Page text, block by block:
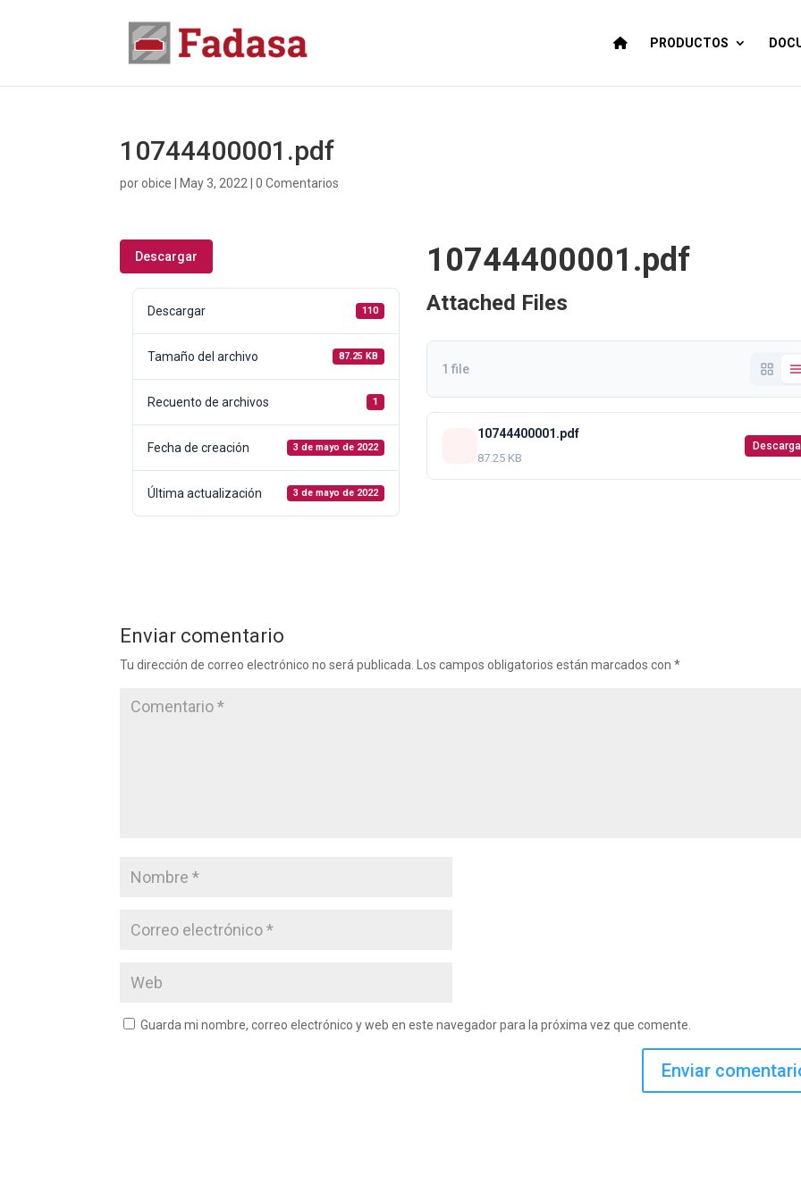
PRODUCTOS
10744400001.pdf
porobice May 3, 2022 |0 Comentarios
Descargar
Descargar 110
Tamaño del archivo 87.25 KB
Recuento de archivos 1
Fecha de creación 3 de mayo de 2022
Última actualización 3 de mayo de 2022
10744400001.pdf
Attached Files
1 file
10744400001.pdf
87.25 KB
Enviar comentario
Tu dirección de correo electrónico no será publicada. Los campos obligatorios están marcados con*
Guarda mi nombre, correo electrónico y web en este navegador para la próxima vez que comente.